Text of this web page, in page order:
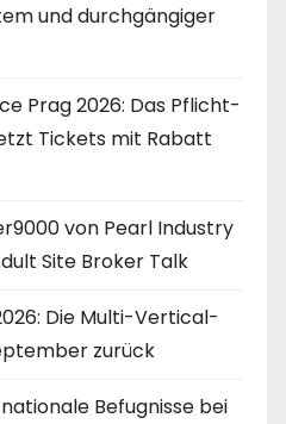
und durchgängiger
Prag 2026: Das Pflicht-
Tickets mit Rabatt
von Pearl Industry
Site Broker Talk
Die Multi-Vertical-
zurück
Befugnisse bei